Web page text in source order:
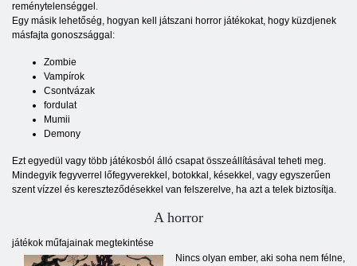
reménytelenséggel.
Egy másik lehetőség, hogyan kell játszani horror játékokat, hogy küzdjenek
másfajta gonoszsággal:
Zombie
Vampírok
Csontvázak
fordulat
Mumii
Demony
Ezt egyedül vagy több játékosból álló csapat összeállításával teheti meg.
Mindegyik fegyverrel lőfegyverekkel, botokkal, késekkel, vagy egyszerűen
szent vízzel és kereszteződésekkel van felszerelve, ha azt a telek biztosítja.
A horror
játékok műfajainak megtekintése
Nincs olyan ember, aki soha nem félne,